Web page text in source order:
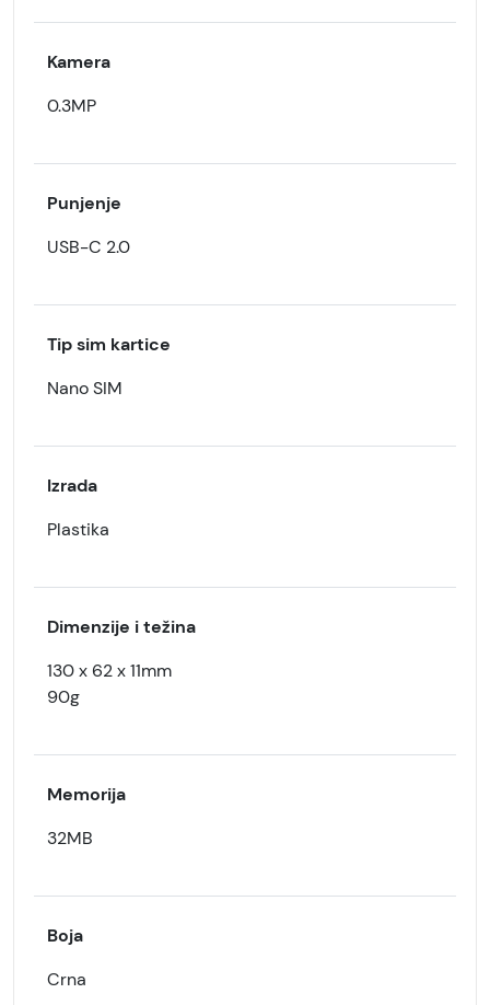
Kamera
0.3MP
Punjenje
USB-C 2.0
Tip sim kartice
Nano SIM
Izrada
Plastika
Dimenzije i težina
130 x 62 x 11mm
90g
Memorija
32MB
Boja
Crna